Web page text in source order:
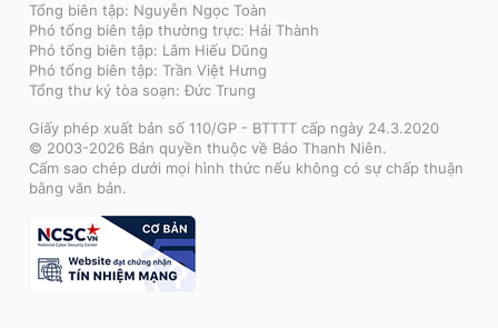
Tổng biên tập: Nguyễn Ngọc Toàn
Phó tổng biên tập thường trực: Hải Thành
Phó tổng biên tập: Lâm Hiếu Dũng
Phó tổng biên tập: Trần Việt Hưng
Tổng thư ký tòa soạn: Đức Trung
Giấy phép xuất bản số 110/GP - BTTTT cấp ngày 24.3.2020
© 2003-2026 Bản quyền thuộc về Báo Thanh Niên.
Cấm sao chép dưới mọi hình thức nếu không có sự chấp thuận
bằng văn bản.